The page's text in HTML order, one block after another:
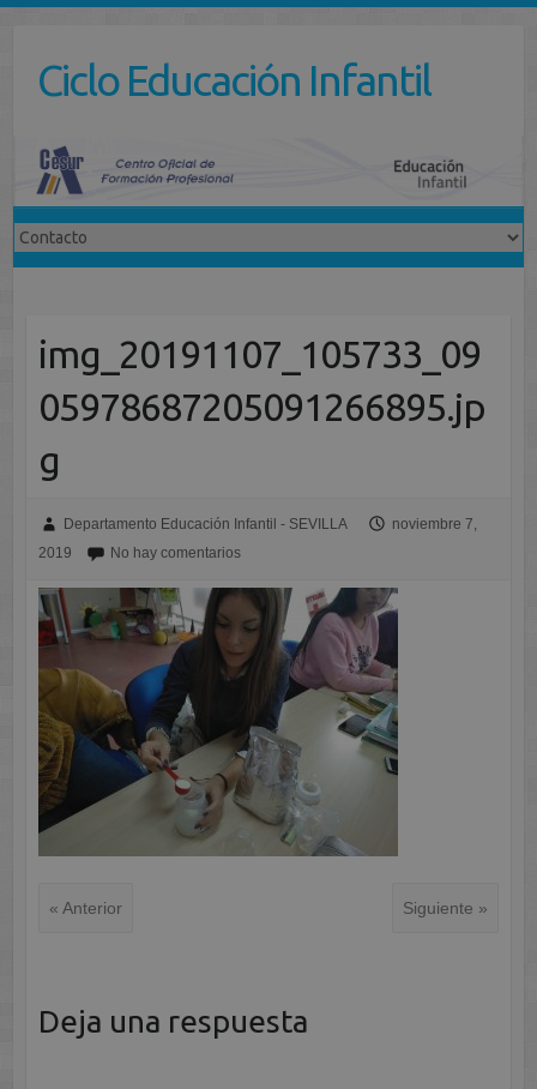
contenidoCiclo Educación Infantil
img_20191107_105733_09
05978687205091266895.jp
g
Departamento Educación Infantil - SEVILLA
noviembre 7,
2019
No hay comentarios
« Anterior Siguiente »
Deja una respuesta